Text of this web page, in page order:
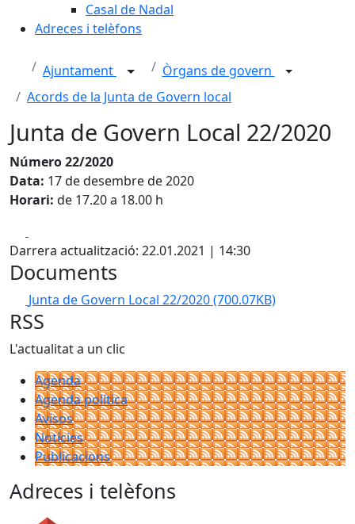
Casal de Nadal
Adreces i telèfons
Ajuntament
Òrgans de govern
Acords de la Junta de Govern local
Junta de Govern Local 22/2020
Número 22/2020
Data: 17 de desembre de 2020
Horari: de 17.20 a 18.00 h
Darrera actualització: 22.01.2021 | 14:30
Documents
Junta de Govern Local 22/2020(700.07KB)
RSS
L'actualitat a un clic
Agenda
Agenda política
Avisos
Notícies
Publicacions
Adreces i telèfons